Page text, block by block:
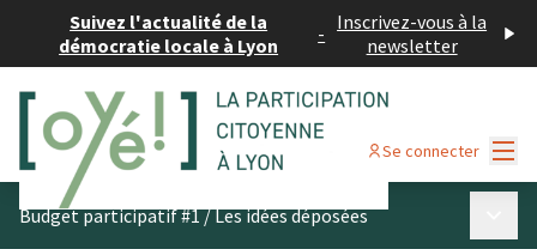
Suivez l'actualité de la
démocratie locale à Lyon
- Inscrivez-vous à la
newsletter
Se connecter
Budget participatif #1/Les idées déposées